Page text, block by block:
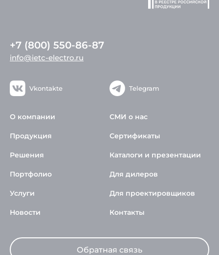
+7 (800) 550-86-87
info@ietc-electro.ru
Vkontakte Telegram
О компании
Продукция
Решения
Портфолио
Услуги
Новости
СМИ о нас
Сертификаты
Каталоги и презентации
Для дилеров
Для проектировщиков
Контакты
Обратная связь